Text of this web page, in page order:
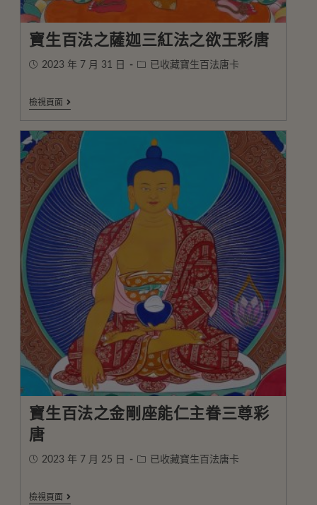
寶生百法之薩迦三紅法之欲王彩唐
2023 年 7 月 31 日 已收藏寶生百法唐卡
檢視頁面
寶生百法之金剛座能仁主眷三尊彩
唐
2023 年 7 月 25 日 已收藏寶生百法唐卡
檢視頁面